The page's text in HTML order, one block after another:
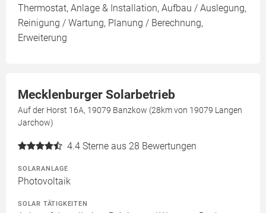
Thermostat, Anlage & Installation, Aufbau / Auslegung,
Reinigung / Wartung, Planung / Berechnung,
Erweiterung
Mecklenburger Solarbetrieb
Auf der Horst 16A, 19079 Banzkow (28km von 19079 Langen
Jarchow)
4.4 Sterne aus 28 Bewertungen
SOLARANLAGE
Photovoltaik
SOLAR TÄTIGKEITEN